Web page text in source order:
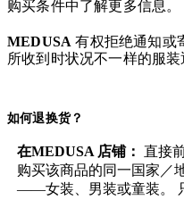
购买条件中了解更多信息。
MEDUSA有权拒绝通知或
所收到时状况不一样的服装
如何退换货？
在MEDUSA 店铺： 直接
购买该商品的同一国家／
——女装、男装或童装。